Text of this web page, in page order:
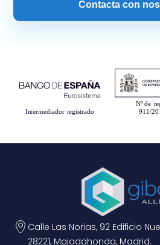
Contacta con
Calle Las Norias, 92 Edificio
28221, Majadahonda, Madrid.